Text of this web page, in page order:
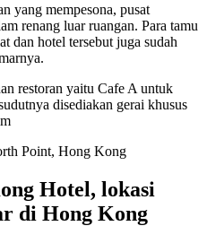
yang mempesona, pusat
renang luar ruangan. Para tamu
dan hotel tersebut juga sudah
restoran yaitu Cafe A untuk
disediakan gerai khusus
Point, Hong Kong
Hotel, lokasi
di Hong Kong